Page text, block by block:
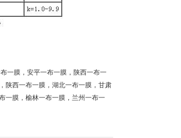
一膜， 安平一布一膜， 陕西一布一
陕西一布一膜， 湖北一布一膜， 甘肃
一膜， 榆林一布一膜， 兰州一布一